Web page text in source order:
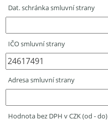
Dat. schránka smluvní strany
IČO smluvní strany
Adresa smluvní strany
Hodnota bez DPH v CZK (od - do)